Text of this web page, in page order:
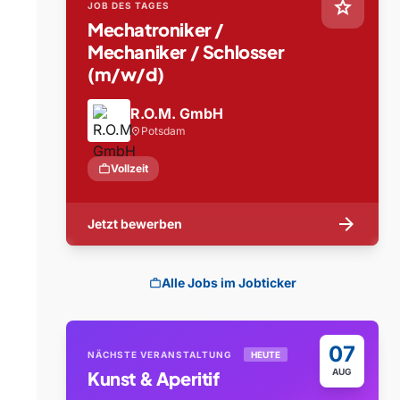
star
JOB DES TAGES
Mechatroniker /
Mechaniker / Schlosser
(m/w/d)
R.O.M. GmbH
location_on Potsdam
workVollzeit
Jetzt bewerben arrow_forward
workAlle Jobs im Jobticker
07
AUG
NÄCHSTE VERANSTALTUNG HEUTE
Kunst & Aperitif